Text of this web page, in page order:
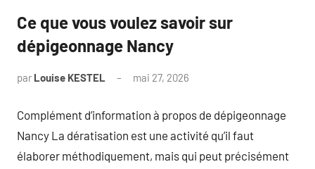
Ce que vous voulez savoir sur
dépigeonnage Nancy
par Louise KESTEL mai 27, 2026
Complément d’information à propos de dépigeonnage
Nancy La dératisation est une activité qu’il faut
élaborer méthodiquement, mais qui peut précisément